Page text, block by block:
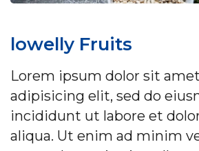
lowelly Fruits
Lorem ipsum dolor sit
adipisicing elit, sed do
incididunt ut labore et
aliqua. Ut enim ad minim